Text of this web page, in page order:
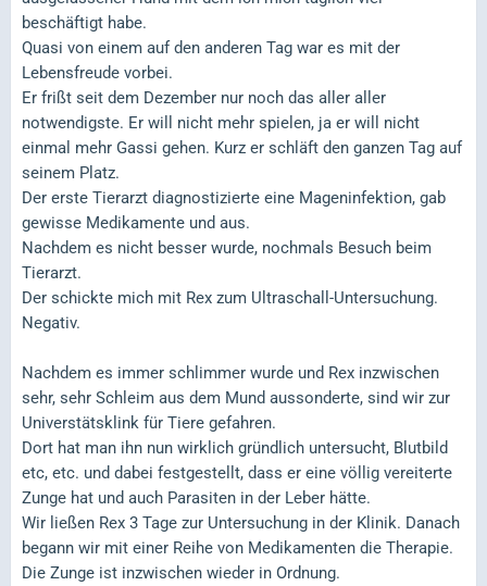
beschäftigt habe.
Quasi von einem auf den anderen Tag war es mit der
Lebensfreude vorbei.
Er frißt seit dem Dezember nur noch das aller aller
notwendigste. Er will nicht mehr spielen, ja er will nicht
einmal mehr Gassi gehen. Kurz er schläft den ganzen Tag auf
seinem Platz.
Der erste Tierarzt diagnostizierte eine Mageninfektion, gab
gewisse Medikamente und aus.
Nachdem es nicht besser wurde, nochmals Besuch beim
Tierarzt.
Der schickte mich mit Rex zum Ultraschall-Untersuchung.
Negativ.
Nachdem es immer schlimmer wurde und Rex inzwischen
sehr, sehr Schleim aus dem Mund aussonderte, sind wir zur
Universtätsklink für Tiere gefahren.
Dort hat man ihn nun wirklich gründlich untersucht, Blutbild
etc, etc. und dabei festgestellt, dass er eine völlig vereiterte
Zunge hat und auch Parasiten in der Leber hätte.
Wir ließen Rex 3 Tage zur Untersuchung in der Klinik. Danach
begann wir mit einer Reihe von Medikamenten die Therapie.
Die Zunge ist inzwischen wieder in Ordnung.